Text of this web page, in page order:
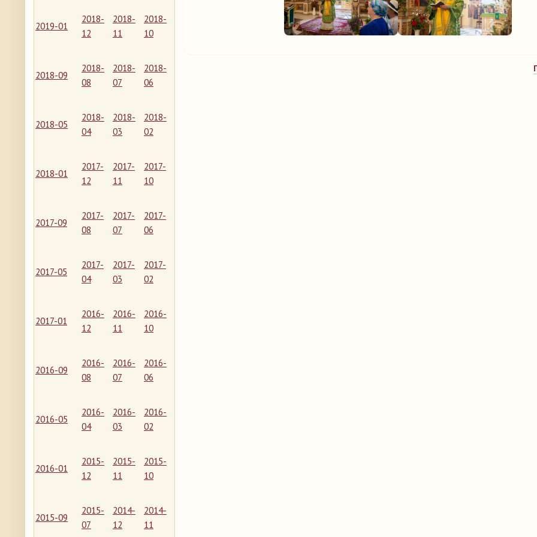
2019-01
2018-
12
2018-
11
2018-
10
2018-09
2018-
08
2018-
07
2018-
06
2018-05
2018-
04
2018-
03
2018-
02
2018-01
2017-
12
2017-
11
2017-
10
2017-09
2017-
08
2017-
07
2017-
06
2017-05
2017-
04
2017-
03
2017-
02
2017-01
2016-
12
2016-
11
2016-
10
2016-09
2016-
08
2016-
07
2016-
06
2016-05
2016-
04
2016-
03
2016-
02
2016-01
2015-
12
2015-
11
2015-
10
2015-09
2015-
07
2014-
12
2014-
11